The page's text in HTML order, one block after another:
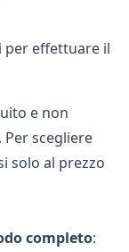
per effettuare il
e non
scegliere
solo al prezzo
completo: